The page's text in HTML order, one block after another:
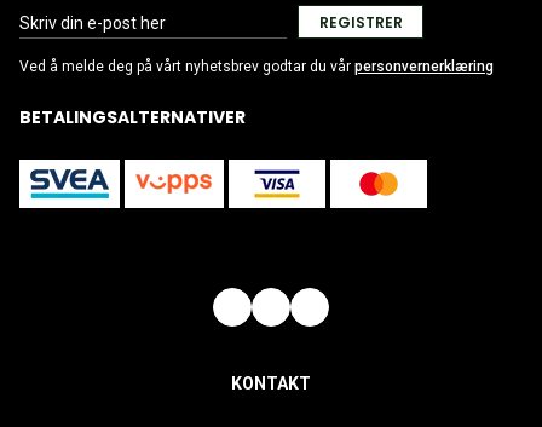
REGISTRER
Ved å melde deg på vårt nyhetsbrev godtar du vår personvernerklæring
BETALINGSALTERNATIVER
KONTAKT